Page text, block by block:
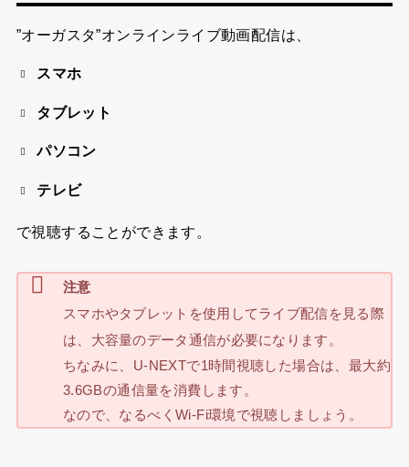
”オーガスタ”オンラインライブ動画配信は、
スマホ
タブレット
パソコン
テレビ
で視聴することができます。
注意
スマホやタブレットを使用してライブ配信を見る際
は、大容量のデータ通信が必要になります。
ちなみに、U-NEXTで1時間視聴した場合は、最大約
3.6GBの通信量を消費します。
なので、なるべくWi-Fi環境で視聴しましょう。